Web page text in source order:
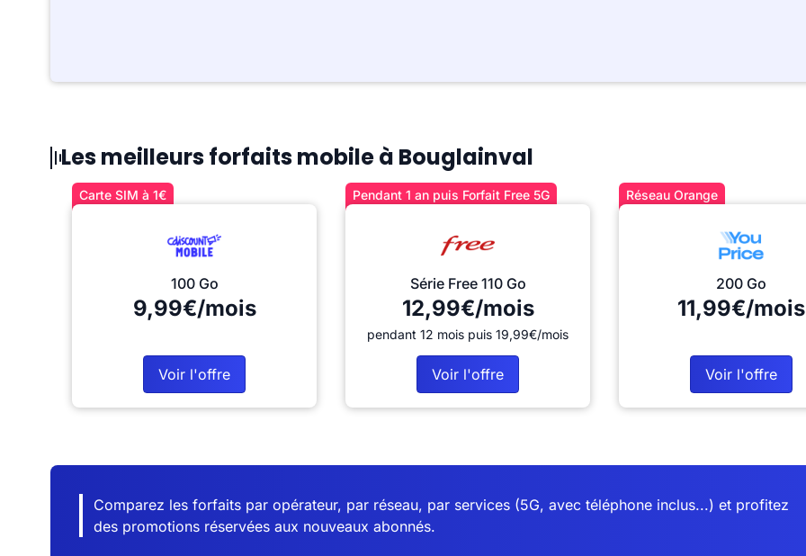
Les meilleurs forfaits mobile à Bouglainval
Carte SIM à 1€
100 Go
9,99€/mois
Voir l'offre
Pendant 1 an puis Forfait Free 5G
Série Free 110 Go
12,99€/mois
pendant 12 mois puis 19,99€/mois
Voir l'offre
Réseau Orange
200 Go
11,99€/mois
Voir l'offre
Comparez les forfaits par opérateur, par réseau, par services (5G, avec téléphone inclus...) et profitez
des promotions réservées aux nouveaux abonnés.